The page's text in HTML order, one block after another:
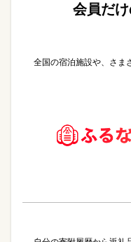
会員だ
全国の宿泊施設や、さま